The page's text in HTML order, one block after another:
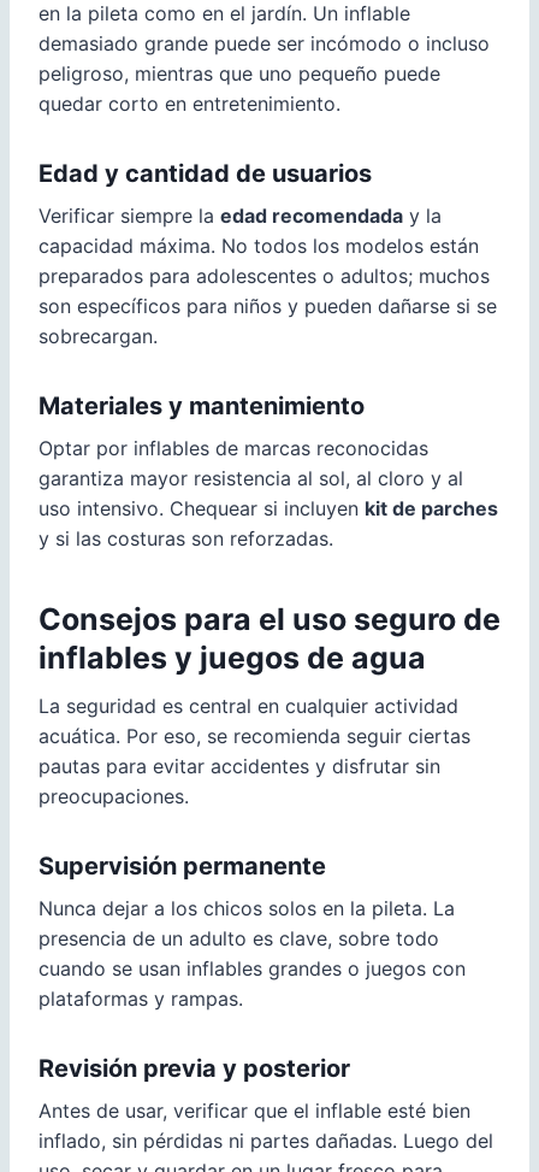
en la pileta como en el jardín. Un inflable
demasiado grande puede ser incómodo o incluso
peligroso, mientras que uno pequeño puede
quedar corto en entretenimiento.
Edad y cantidad de usuarios
Verificar siempre la edad recomendada y la
capacidad máxima. No todos los modelos están
preparados para adolescentes o adultos; muchos
son específicos para niños y pueden dañarse si se
sobrecargan.
Materiales y mantenimiento
Optar por inflables de marcas reconocidas
garantiza mayor resistencia al sol, al cloro y al
uso intensivo. Chequear si incluyen kit de parches
y si las costuras son reforzadas.
Consejos para el uso seguro de
inflables y juegos de agua
La seguridad es central en cualquier actividad
acuática. Por eso, se recomienda seguir ciertas
pautas para evitar accidentes y disfrutar sin
preocupaciones.
Supervisión permanente
Nunca dejar a los chicos solos en la pileta. La
presencia de un adulto es clave, sobre todo
cuando se usan inflables grandes o juegos con
plataformas y rampas.
Revisión previa y posterior
Antes de usar, verificar que el inflable esté bien
inflado, sin pérdidas ni partes dañadas. Luego del